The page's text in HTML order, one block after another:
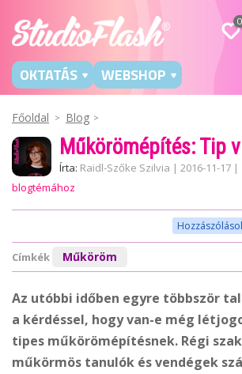
0
OKTATÁS WEBSHOP
Főoldal Blog
Műkörömépítés: Tip
Írta: Raidl-Szőke Szilvia | 2016-11-17 |
blogtémához
Címkék Műköröm
Az utóbbi időben egyre többször
a kérdéssel, hogy van-e még
tipes műkörömépítésnek. Régi
műkörmös tanulók és vendégek